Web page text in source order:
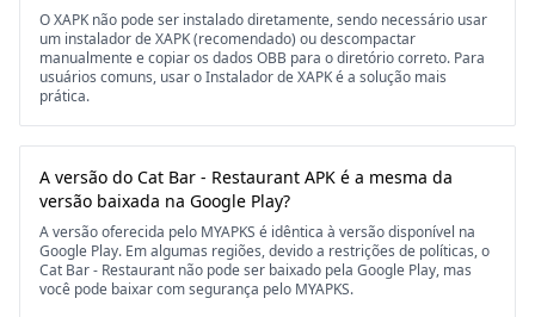
O XAPK não pode ser instalado diretamente, sendo necessário usar
um instalador de XAPK (recomendado) ou descompactar
manualmente e copiar os dados OBB para o diretório correto. Para
usuários comuns, usar o Instalador de XAPK é a solução mais
prática.
A versão do Cat Bar - Restaurant APK é a mesma da
versão baixada na Google Play?
A versão oferecida pelo MYAPKS é idêntica à versão disponível na
Google Play. Em algumas regiões, devido a restrições de políticas, o
Cat Bar - Restaurant não pode ser baixado pela Google Play, mas
você pode baixar com segurança pelo MYAPKS.